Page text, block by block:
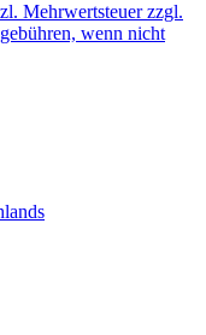
Mehrwertsteuer zzgl.
wenn nicht